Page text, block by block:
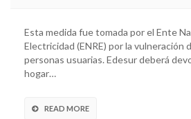
Esta medida fue tomada por el Ente
Electricidad (ENRE) por la vulneración
personas usuarias. Edesur deberá
hogar…
READ MORE